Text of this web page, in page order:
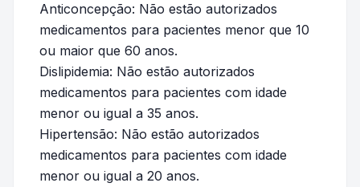
Anticoncepção: Não estão autorizados
medicamentos para pacientes menor que 10
ou maior que 60 anos.
Dislipidemia: Não estão autorizados
medicamentos para pacientes com idade
menor ou igual a 35 anos.
Hipertensão: Não estão autorizados
medicamentos para pacientes com idade
menor ou igual a 20 anos.